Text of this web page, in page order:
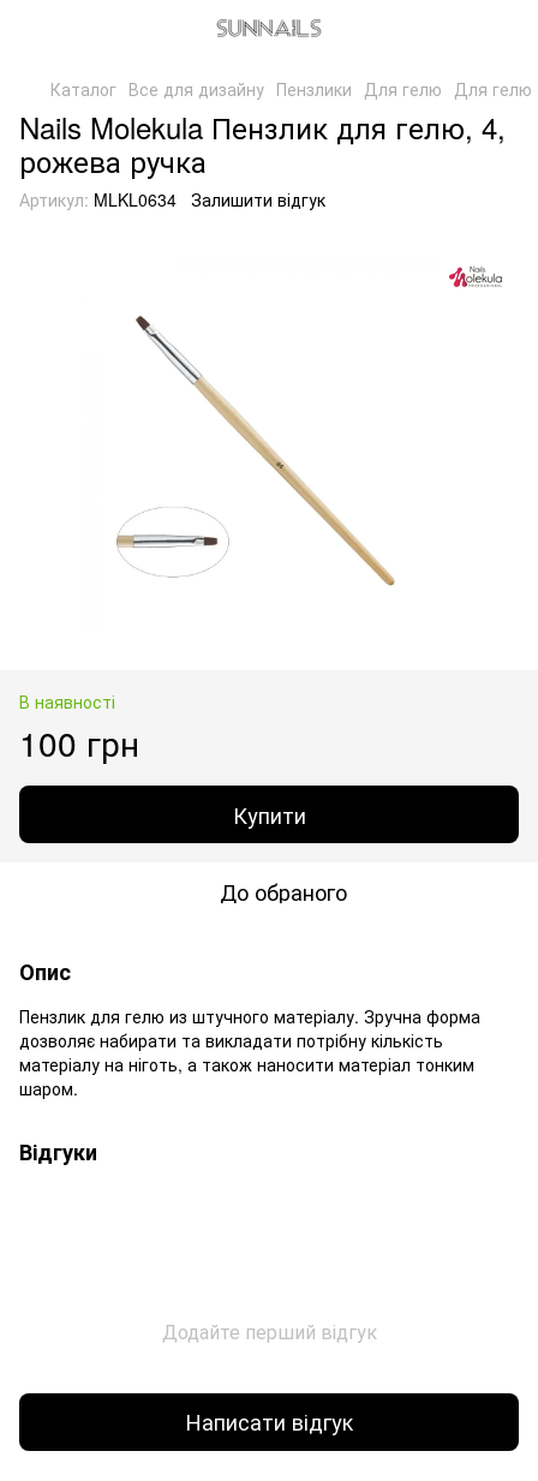
Каталог Все для дизайну Пензлики Для гелю Для гелю
Nails Molekula Пензлик для гелю, 4,
рожева ручка
Артикул: MLKL0634 Залишити відгук
В наявності
100 грн
Купити
До обраного
Опис
Пензлик для гелю из штучного матеріалу. Зручна форма
дозволяє набирати та викладати потрібну кількість
матеріалу на ніготь, а також наносити матеріал тонким
шаром.
Відгуки
Додайте перший відгук
Написати відгук